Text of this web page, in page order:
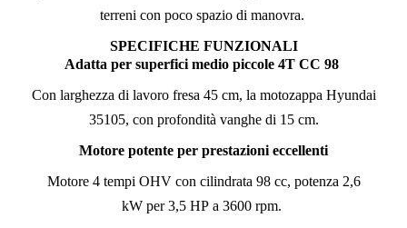
terreni con poco spazio di manovra.
SPECIFICHE FUNZIONALI
Adatta per superfici medio piccole 4T CC 98
Con larghezza di lavoro fresa 45 cm, la motozappa Hyundai
35105, con profondità vanghe di 15 cm.
Motore potente per prestazioni eccellenti
Motore 4 tempi OHV con cilindrata 98 cc, potenza 2,6
kW per 3,5 HP a 3600 rpm.